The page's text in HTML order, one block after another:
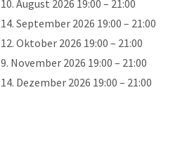
10. August 2026 19:00 – 21:00
14. September 2026 19:00 – 21:00
12. Oktober 2026 19:00 – 21:00
9. November 2026 19:00 – 21:00
14. Dezember 2026 19:00 – 21:00